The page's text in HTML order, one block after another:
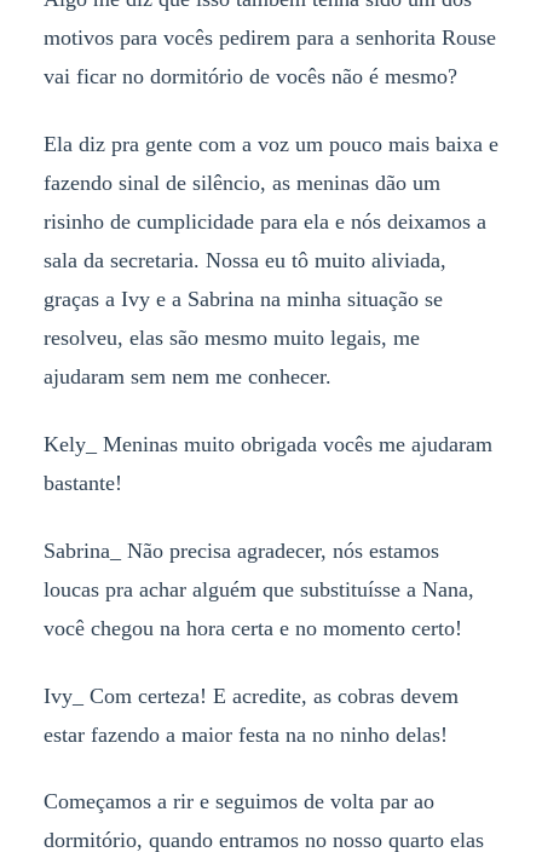
motivos para vocês pedirem para a senhorita Rouse
vai ficar no dormitório de vocês não é mesmo?
Ela diz pra gente com a voz um pouco mais baixa e
fazendo sinal de silêncio, as meninas dão um
risinho de cumplicidade para ela e nós deixamos a
sala da secretaria. Nossa eu tô muito aliviada,
graças a Ivy e a Sabrina na minha situação se
resolveu, elas são mesmo muito legais, me
ajudaram sem nem me conhecer.
Kely_ Meninas muito obrigada vocês me ajudaram
bastante!
Sabrina_ Não precisa agradecer, nós estamos
loucas pra achar alguém que substituísse a Nana,
você chegou na hora certa e no momento certo!
Ivy_ Com certeza! E acredite, as cobras devem
estar fazendo a maior festa na no ninho delas!
Começamos a rir e seguimos de volta par ao
dormitório, quando entramos no nosso quarto elas